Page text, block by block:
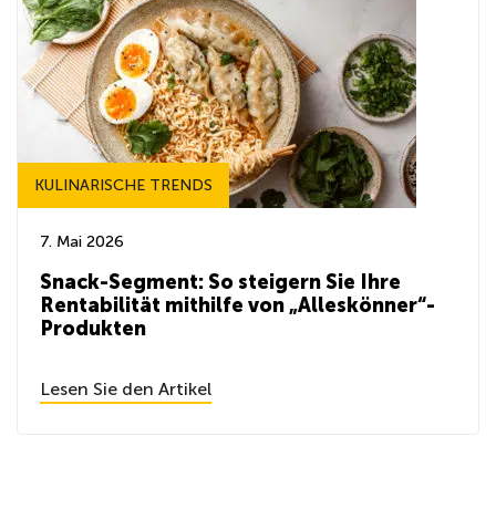
KULINARISCHE TRENDS
7. Mai 2026
Snack-Segment: So steigern Sie Ihre
Rentabilität mithilfe von „Alleskönner“-
Produkten
Lesen Sie den Artikel